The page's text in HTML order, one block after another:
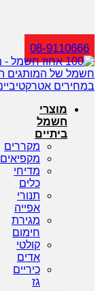
חיפוש
08-9110666
מוצרי
חשמל
ביתיים
מקררים
מקפיאים
מדיחי
כלים
תנורי
אפייה
מגירת
חימום
קולטי
אדים
כיריים
גז